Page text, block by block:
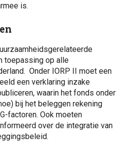
is.
toepassing op alle
Onder IORP II moet een
een verklaring inzake
waarin het fonds onder
bij het beleggen rekening
factoren. Ook moeten
over de integratie van